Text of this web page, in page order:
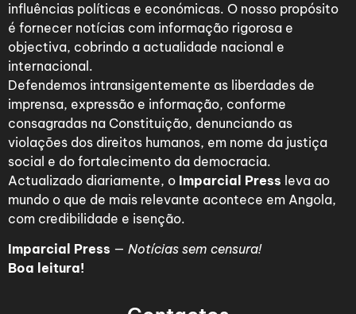
influências políticas e económicas. O nosso propósito
é fornecer notícias com informação rigorosa e
objectiva, cobrindo a actualidade nacional e
internacional.
Defendemos intransigentemente as liberdades de
imprensa, expressão e informação, conforme
consagradas na Constituição, denunciando as
violações dos direitos humanos, em nome da justiça
social e do fortalecimento da democracia.
Actualizado diariamente, o Imparcial Press leva ao
mundo o que de mais relevante acontece em Angola,
com credibilidade e isenção.
Imparcial Press — Notícias sem censura!
Boa leitura!